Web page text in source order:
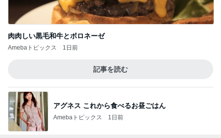
肉肉しい黒毛和牛とボロネーゼ
Amebaトピックス 1日前
記事を読む
アグネス これから食べるお昼ごはん
Amebaトピックス 1日前